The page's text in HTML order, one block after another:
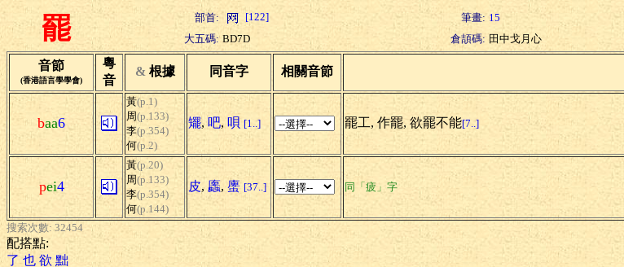
罷 部首: [122] 筆畫: 15
大五碼: BD7D 倉頡碼: 田中戈月心
音節
(香港語言學學會)
粵
音
& 根據 同音字 相關音節
baa6
黃(p.1)
周(p.133)
李(p.354)
何(p.2)
矲, 吧, 唄 [1..] 罷工, 作罷, 欲罷不能[7..]
pei4
黃(p.20)
周(p.133)
李(p.354)
何(p.144)
皮, 蠯, 螷 [37..] 同「疲」字
搜索次數: 32454
配搭點:
了 也 欲 黜